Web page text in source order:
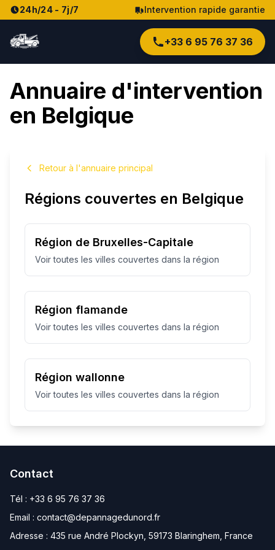
24h/24 - 7j/7 Intervention rapide garantie
+33 6 95 76 37 36
Annuaire d'intervention
en Belgique
Retour à l'annuaire principal
Régions couvertes en Belgique
Région de Bruxelles-Capitale
Voir toutes les villes couvertes dans la région
Région flamande
Voir toutes les villes couvertes dans la région
Région wallonne
Voir toutes les villes couvertes dans la région
Contact
Tél : +33 6 95 76 37 36
Email : contact@depannagedunord.fr
Adresse : 435 rue André Plockyn, 59173 Blaringhem, France